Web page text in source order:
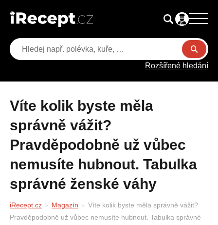
Rozšířené hledání
Víte kolik byste měla
správně vážit?
Pravděpodobně už vůbec
nemusíte hubnout. Tabulka
správné ženské váhy
iRecept.cz Magazín
Víte kolik byste měla správně vážit?
Pravděpodobně už vůbec nemusíte hubnout. Tabulka správné